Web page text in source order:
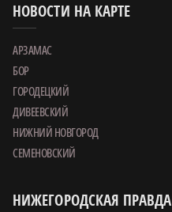
НОВОСТИ НА КАРТЕ
АРЗАМАС
БОР
ГОРОДЕЦКИЙ
ДИВЕЕВСКИЙ
НИЖНИЙ НОВГОРОД
СЕМЕНОВСКИЙ
НИЖЕГОРОДСКАЯ ПРАВДА